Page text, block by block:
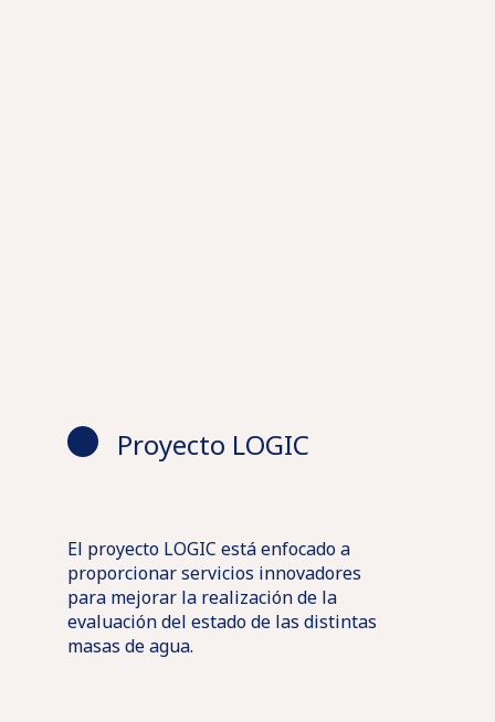
Proyecto LOGIC
El proyecto LOGIC está enfocado a
proporcionar servicios innovadores
para mejorar la realización de la
evaluación del estado de las distintas
masas de agua.